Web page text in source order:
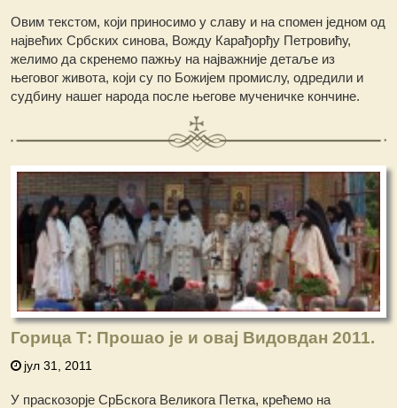
Овим текстом, који приносимо у славу и на спомен једном од
највећих Србских синова, Вожду Карађорђу Петровићу,
желимо да скренемо пажњу на најважније детаље из
његовог живота, који су по Божијем промислу, одредили и
судбину нашег народа после његове мученичке кончине.
Горица Т: Прошао је и овај Видовдан 2011.
јул 31, 2011
У праскозорје СрБскога Великога Петка, крећемо на